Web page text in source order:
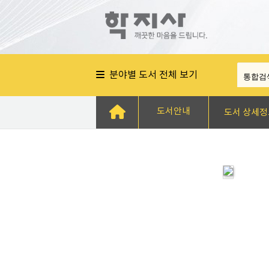
분야별 도서 전체 보기
도서안내 도서 상세